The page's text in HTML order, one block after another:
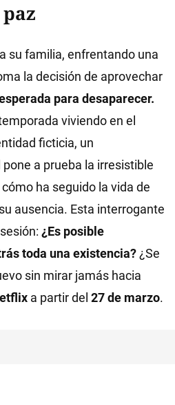
su familia, enfrentando una
la decisión de aprovechar
para desaparecer.
viviendo en el
ficticia, un
a prueba la irresistible
ha seguido la vida de
ausencia. Esta interrogante
¿Es posible
toda una existencia?¿Se
sin mirar jamás hacia
a partir del 27 de marzo.